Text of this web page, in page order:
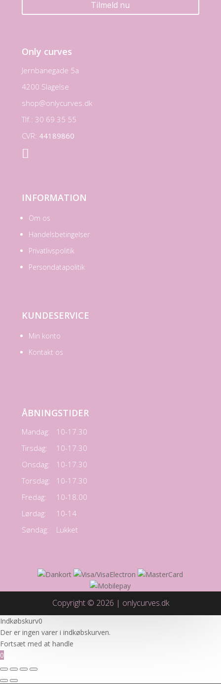
Tilmeld nu
Only curves
Jernbanegade 5a
4200 Slagelse
shop@onlycurves.dk
Tlf.: 30 69 35 55
CVR: 44189860

INFORMATION
Om os
Handelsbetingelser
Privatlivspolitik
Persondatapolitik
KUNDESERVICE
Min konto
Kontakt os
ÅBNINGSTIDER
Mandag:
10-17.30
Tirsdag:
10-17.30
Onsdag:
10-17.30
Torsdag:
10-17.30
Fredag:
10-18.00
Lørdag:
10-14
Søndag:
Lukket
Copyright © 2026 | onlycurves.dk
Indkøbskurv0
Der er ingen varer i indkøbskurven.
Fortsæt med at handle
0